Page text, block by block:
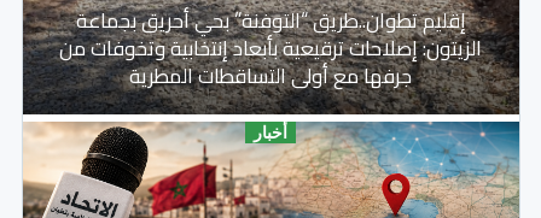
إقليم تطوان..طريق “التوفنة” بحي أحريق بجماعة
الزيتون: إصلاحات ترقيعية بأبعاد إنتخابية وتخوفات من
جرفها مع أولى التساقطات المطرية
أخبار